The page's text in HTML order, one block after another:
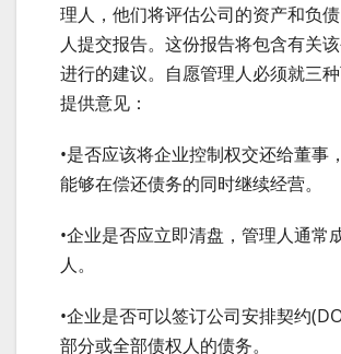
理人，他们将评估公司的资产和负
人提交报告。这份报告将包含有关
进行的建议。自愿管理人必须就三
提供意见：
•是否应该将企业控制权交还给董事
能够在偿还债务的同时继续经营。
•企业是否应立即清盘，管理人通常
人。
•企业是否可以签订公司安排契约
部分或全部债权人的债务。